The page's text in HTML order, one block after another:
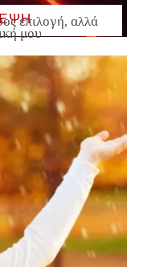
επιλογή, αλλά
μου